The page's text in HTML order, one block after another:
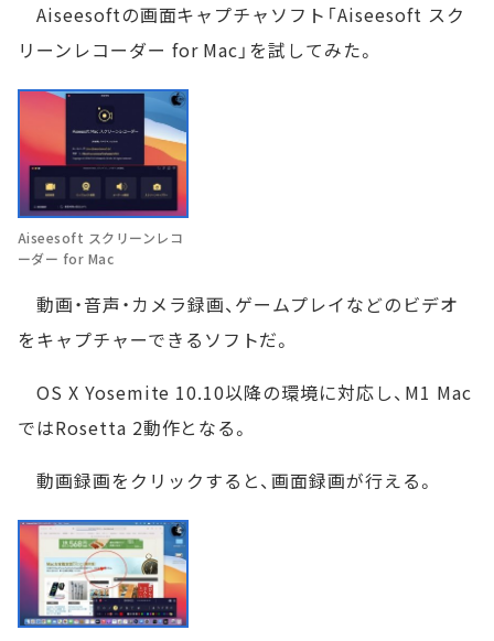
Aiseesoftの画面キャプチャソフト「Aiseesoft スク
リーンレコーダー for Mac」を試してみた。
Aiseesoft スクリーンレコ
ーダー for Mac
動画・音声・カメラ録画、ゲームプレイなどのビデオ
をキャプチャーできるソフトだ。
OS X Yosemite 10.10以降の環境に対応し、M1 Mac
ではRosetta 2動作となる。
動画録画をクリックすると、画面録画が行える。